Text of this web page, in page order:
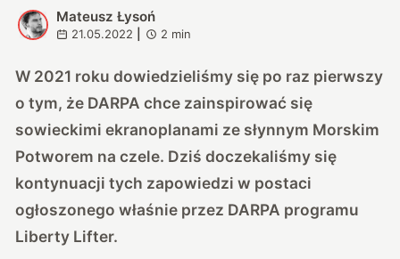
M
Mateusz Łysoń
21.05.2022 2 min
W 2021 roku dowiedzieliśmy się po raz pierwszy
o tym, że DARPA chce zainspirować się
sowieckimi ekranoplanami ze słynnym Morskim
Potworem na czele. Dziś doczekaliśmy się
kontynuacji tych zapowiedzi w postaci
ogłoszonego właśnie przez DARPA programu
Liberty Lifter.